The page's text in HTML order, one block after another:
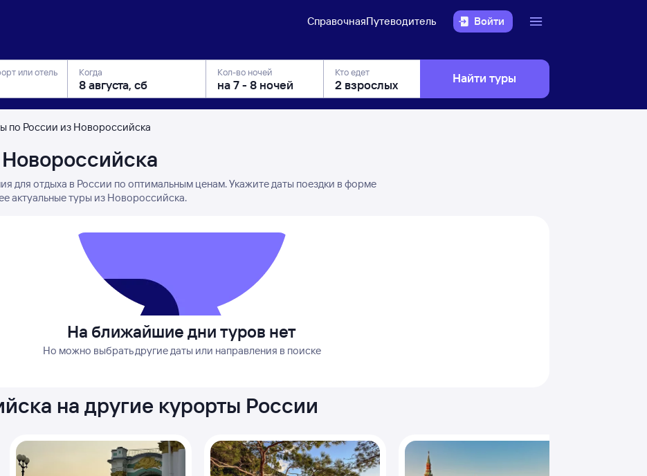
СправочнаяПутеводитель Войти
или отель Когда Кол-во ночей Кто едет Найти туры
по России из Новороссийска
для отдыха в России по оптимальным ценам. Укажите даты поездки в форме
актуальные туры из Новороссийска.
На ближайшие дни туров нет
Но можно выбрать другие даты или направления в поиске
на другие курорты России